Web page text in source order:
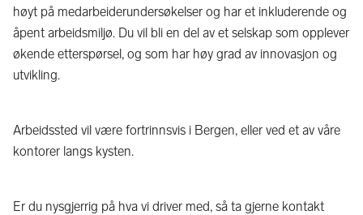
høyt på medarbeiderundersøkelser og har et inkluderende og
åpent arbeidsmiljø. Du vil bli en del av et selskap som opplever
økende etterspørsel, og som har høy grad av innovasjon og
utvikling.
Arbeidssted vil være fortrinnsvis i Bergen, eller ved et av våre
kontorer langs kysten.
Er du nysgjerrig på hva vi driver med, så ta gjerne kontakt